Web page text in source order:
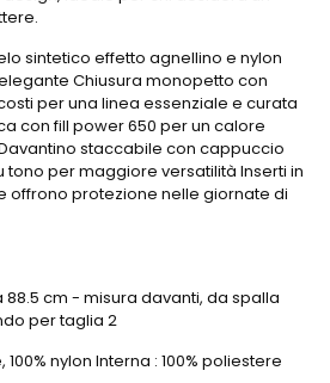
sintetico effetto agnellino e nylon
Chiusura monopetto con
per una linea essenziale e curata
con fill power 650 per un calore
staccabile con cappuccio
tono per maggiore versatilità Inserti in
offrono protezione nelle giornate di
88.5 cm - misura davanti, da spalla
per taglia 2
100% nylon Interna : 100% poliestere